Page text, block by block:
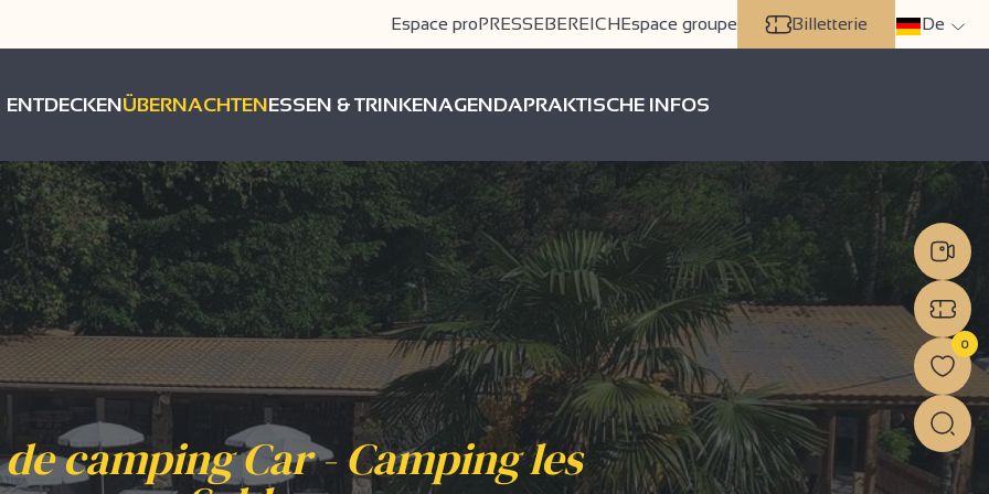
Espace proPRESSEBEREICHEspace groupe Billetterie De
ENTDECKENÜBERNACHTENESSEN & TRINKENAGENDAPRAKTISCHE INFOS
camping Car - Camping les
0